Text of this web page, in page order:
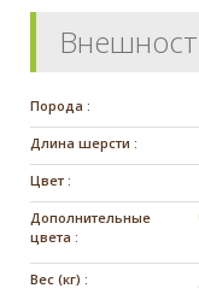
Порода :
Длина шерсти :
Цвет :
Дополнительные
цвета :
Вес (кг) :